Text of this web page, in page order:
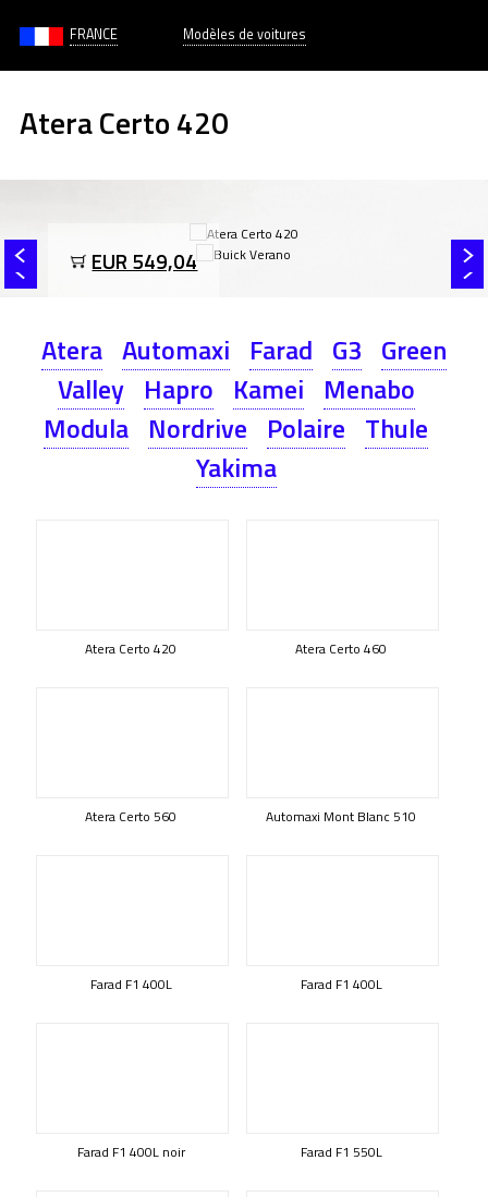
FRANCE Modèles de voitures
Atera Certo 420
EUR 549,04
Atera Automaxi Farad G3 Green
Valley Hapro Kamei Menabo
Modula Nordrive Polaire Thule
Yakima
Atera Certo 420 Atera Certo 460
Atera Certo 560 Automaxi Mont Blanc 510
Farad F1 400L Farad F1 400L
Farad F1 400L noir Farad F1 550L